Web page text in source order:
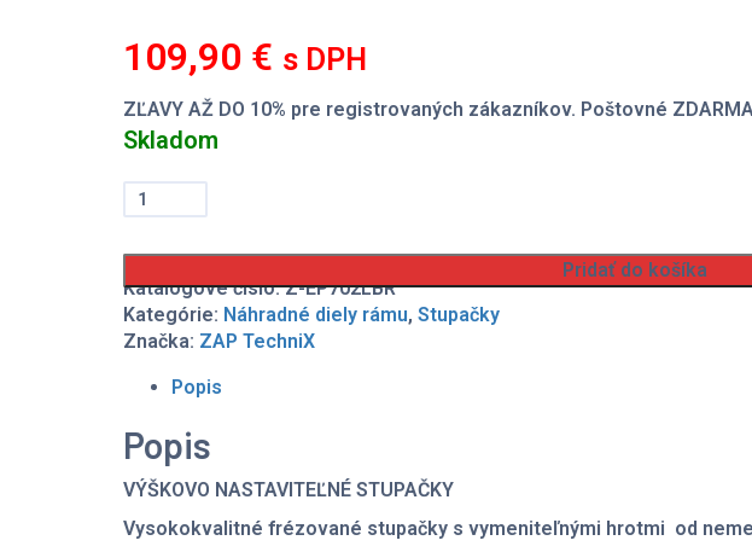
109,90 € s DPH
ZĽAVY AŽ DO 10% pre registrovaných zákazníkov. Poštovné
Skladom
Stupačky
Lowboy
edition
TechniX
Beta
RR
2T/4T
2019
Pridať do košíka
Katalógové číslo:Z-EP702LBR
Kategórie: Náhradné diely rámu, Stupačky
Značka: ZAP TechniX
Popis
Popis
VÝŠKOVO NASTAVITEĽNÉ STUPAČKY
Vysokokvalitné frézované stupačky s vymeniteľnými hrotmi od